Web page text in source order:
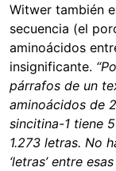
Witwer también
secuencia (el
aminoácidos
insignificante.
párrafos de un
aminoácidos de
sincitina-1 tiene
1.273 letras. No
‘letras’ entre